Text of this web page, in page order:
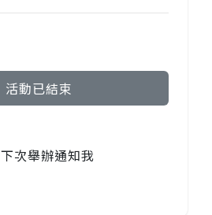
活動已結束
下次舉辦通知我